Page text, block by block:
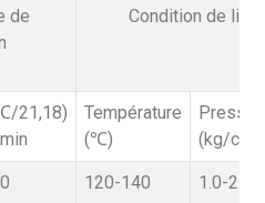
de
Condition de
21,18)
Température
(℃)
(kg/cm)
120-140 1.0-2.0